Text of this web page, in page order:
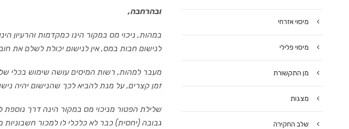
ובהרחבה,
במהות, ניכוי מס במקור הינו כמקדמות
לנישום חבות במס, אין לנישום יכולת לשלם את
מעבר למהות, רשות המיסים עושה שימוש בכלי
זמן קצרים, על מנת להביא לכך שהנישום יהיה
שלילת הפטור מניכוי מס במקור הינה דרך נוספת
גבובה (יחסית) כבר לא כלכלי לו למכור חשבוניות
מיסוי אזרחי
מיסוי פלילי
מן התקשורת
מצגות
שלב החקירה